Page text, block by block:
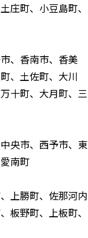
庄町、小豆島町、
、香南市、香美
、土佐町、大川
十町、大月町、三
央市、西予市、東
南町
上勝町、佐那河内
板野町、上板町、